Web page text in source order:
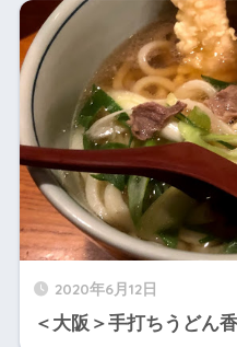
2020年6月12日
＜大阪＞手打ちうどん